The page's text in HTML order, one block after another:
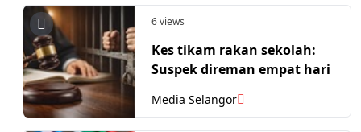
6 views
Kes tikam rakan sekolah:
Suspek direman empat hari
Media Selangor